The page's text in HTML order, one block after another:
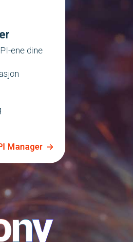
ene dine
Manager